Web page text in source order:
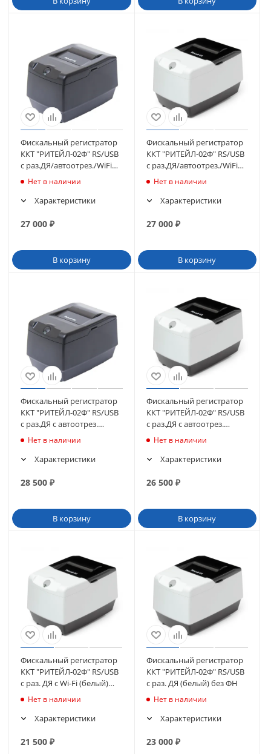
Фискальный регистратор
ККТ "РИТЕЙЛ-02Ф" RS/USB
с раз.ДЯ/автоотрез./WiFi
(черный) без ФН
Нет в наличии
Характеристики
27 000 ₽
В корзину
Фискальный регистратор
ККТ "РИТЕЙЛ-02Ф" RS/USB
с раз.ДЯ/автоотрез./WiFi
(белый)без ФН
Нет в наличии
Характеристики
27 000₽
В корзину
Фискальный регистратор
ККТ "РИТЕЙЛ-02Ф" RS/USB
с раз.ДЯ с автоотрез.
(черный) без ФН
Нет в наличии
Характеристики
28 500 ₽
В корзину
Фискальный регистратор
ККТ "РИТЕЙЛ-02Ф" RS/USB
с раз.ДЯ с автоотрез.
(белый) без ФН
Нет в наличии
Характеристики
26 500₽
В корзину
Фискальный регистратор
ККТ "РИТЕЙЛ-02Ф" RS/USB
с раз. ДЯ c Wi-Fi (белый)
без ФН
Нет в наличии
Характеристики
21 500 ₽
Фискальный регистратор
ККТ "РИТЕЙЛ-02Ф" RS/USB
с раз. ДЯ (белый) без ФН
Нет в наличии
Характеристики
23 000₽